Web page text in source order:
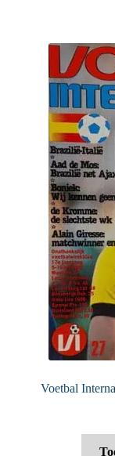
Voetbal